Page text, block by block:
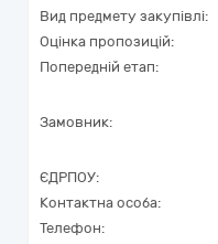
Вид предмету закупівлі:
Оцінка пропозицій:
Попередній етап:
Замовник:
ЄДРПОУ:
Контактна особа:
Телефон: